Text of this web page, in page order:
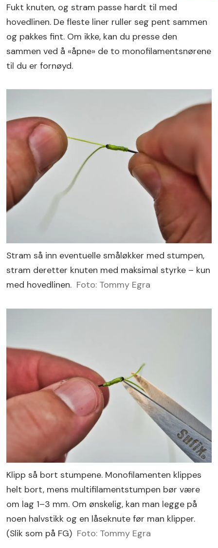
Fukt knuten, og stram passe hardt til med
hovedlinen. De fleste liner ruller seg pent sammen
og pakkes fint. Om ikke, kan du presse den
sammen ved å «åpne» de to monofilamentsnørene
til du er fornøyd.
Stram så inn eventuelle småløkker med stumpen,
stram deretter knuten med maksimal styrke – kun
med hovedlinen. Foto: Tommy Egra
Klipp så bort stumpene. Monofilamenten klippes
helt bort, mens multifilamentstumpen bør være
om lag 1–3 mm. Om ønskelig, kan man legge på
noen halvstikk og en låseknute før man klipper.
(Slik som på FG) Foto: Tommy Egra